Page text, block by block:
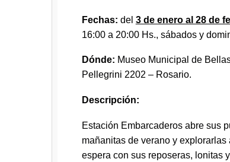
Fechas: del 3 de enero al 28 de
16:00 a 20:00 Hs., sábados y
Dónde: Museo Municipal de
Pellegrini 2202 – Rosario.
Descripción:
Estación Embarcaderos abre sus
mañanitas de verano y
espera con sus reposeras, lonitas